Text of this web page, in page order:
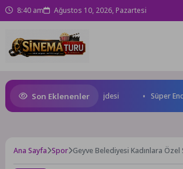
8:40 am Ağustos 10, 2026, Pazartesi
Son Eklenenler
uluslararası yarışma müjdesi Süper
Ana Sayfa Spor Geyve Belediyesi Kadınlara Özel